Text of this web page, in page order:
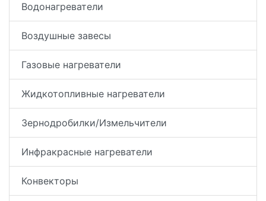
Водонагреватели
Воздушные завесы
Газовые нагреватели
Жидкотопливные нагреватели
Зернодробилки/Измельчители
Инфракрасные нагреватели
Конвекторы